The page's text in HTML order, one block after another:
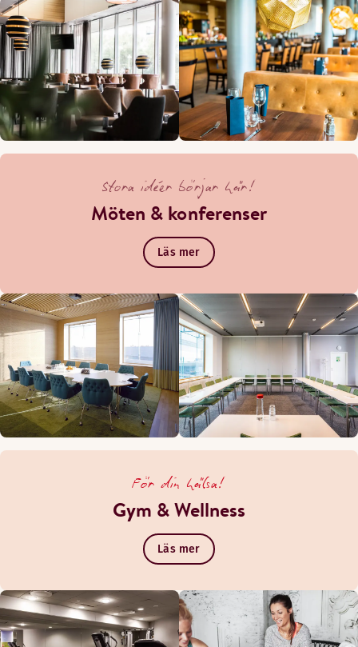
Stora idéer börjar här!
Möten & konferenser
Läs mer
För din hälsa!
Gym & Wellness
Läs mer